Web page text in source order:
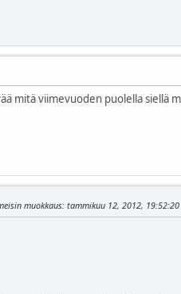
mitä viimevuoden puolella siellä
muokkaus: tammikuu 12, 2012,